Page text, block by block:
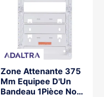
Zone Attenante 375
Mm Equipee D'Un
Bandeau 1Pièce Non